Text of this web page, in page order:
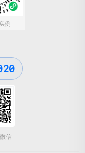
例
信